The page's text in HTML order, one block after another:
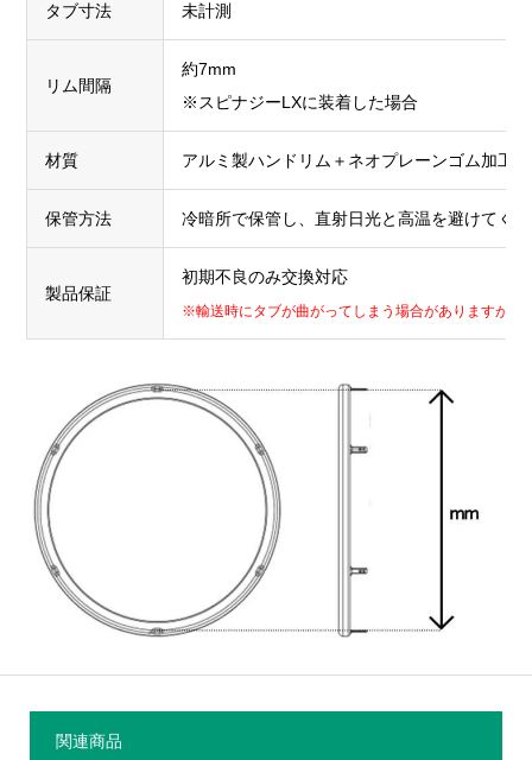
タブ寸法 未計測
リム間隔
約7mm
※スピナジーLXに装着した場合
材質 アルミ製ハンドリム＋ネオプレーンゴム加工
保管方法 冷暗所で保管し、直射日光と高温を避けてく
製品保証
初期不良のみ交換対応
※輸送時にタブが曲がってしまう場合がありますが、
関連商品